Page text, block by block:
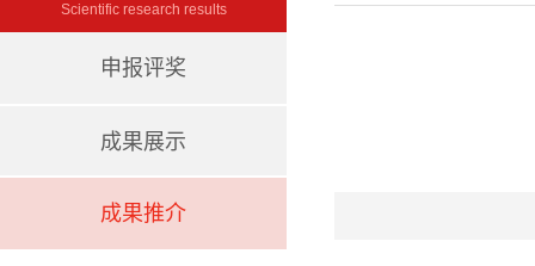
Scientific research results
申报评奖
成果展示
成果推介